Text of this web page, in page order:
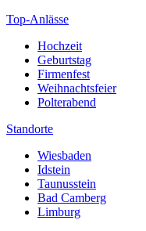
Top-Anlässe
Hochzeit
Geburtstag
Firmenfest
Weihnachtsfeier
Polterabend
Standorte
Wiesbaden
Idstein
Taunusstein
Bad Camberg
Limburg